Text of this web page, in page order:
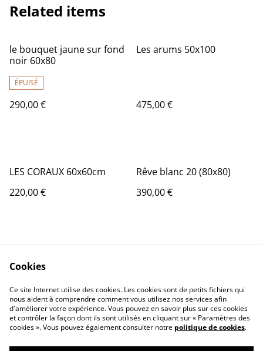
Related items
le bouquet jaune sur fond
noir 60x80
ÉPUISÉ
290,00 €
Les arums 50x100
475,00 €
LES CORAUX 60x60cm
220,00 €
Rêve blanc 20 (80x80)
390,00 €
Contactez-nous
Conditions
Politique de
confidentialité
Politique de cookies
Cookies
Ce site Internet utilise des cookies. Les cookies sont de petits fichiers qui
nous aident à comprendre comment vous utilisez nos services afin
d'améliorer votre expérience. Vous pouvez en savoir plus sur ces cookies
et contrôler la façon dont ils sont utilisés en cliquant sur « Paramètres des
cookies ». Vous pouvez également consulter notre politique de cookies.